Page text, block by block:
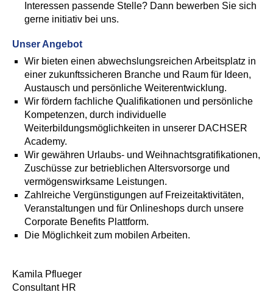
Interessen passende Stelle? Dann bewerben Sie sich
gerne initiativ bei uns.
Unser Angebot
Wir bieten einen abwechslungsreichen Arbeitsplatz in
einer zukunftssicheren Branche und Raum für Ideen,
Austausch und persönliche Weiterentwicklung.
Wir fördern fachliche Qualifikationen und persönliche
Kompetenzen, durch individuelle
Weiterbildungsmöglichkeiten in unserer DACHSER
Academy.
Wir gewähren Urlaubs- und Weihnachtsgratifikationen,
Zuschüsse zur betrieblichen Altersvorsorge und
vermögenswirksame Leistungen.
Zahlreiche Vergünstigungen auf Freizeitaktivitäten,
Veranstaltungen und für Onlineshops durch unsere
Corporate Benefits Plattform.
Die Möglichkeit zum mobilen Arbeiten.
Kamila Pflueger
Consultant HR